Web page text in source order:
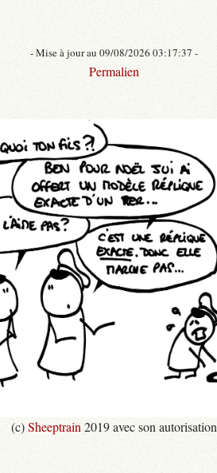
- Mise à jour au 09/08/2026 03:17:37 -
Permalien
(c)Sheeptrain 2019 avec son autorisation